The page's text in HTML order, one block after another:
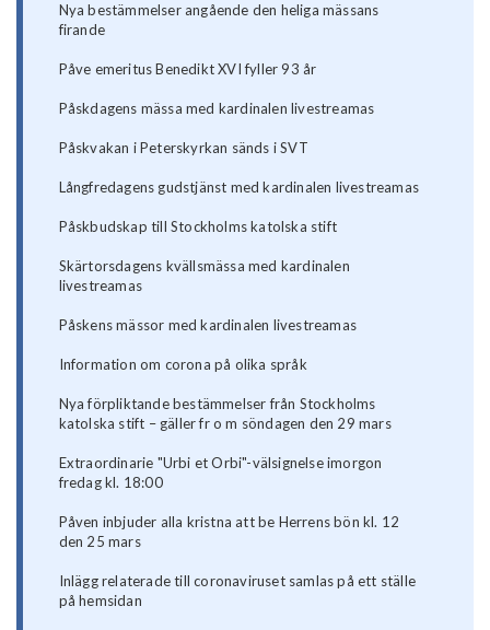
Nya bestämmelser angående den heliga mässans
firande
Påve emeritus Benedikt XVI fyller 93 år
Påskdagens mässa med kardinalen livestreamas
Påskvakan i Peterskyrkan sänds i SVT
Långfredagens gudstjänst med kardinalen livestreamas
Påskbudskap till Stockholms katolska stift
Skärtorsdagens kvällsmässa med kardinalen
livestreamas
Påskens mässor med kardinalen livestreamas
Information om corona på olika språk
Nya förpliktande bestämmelser från Stockholms
katolska stift – gäller fr o m söndagen den 29 mars
Extraordinarie "Urbi et Orbi"-välsignelse imorgon
fredag kl. 18:00
Påven inbjuder alla kristna att be Herrens bön kl. 12
den 25 mars
Inlägg relaterade till coronaviruset samlas på ett ställe
på hemsidan